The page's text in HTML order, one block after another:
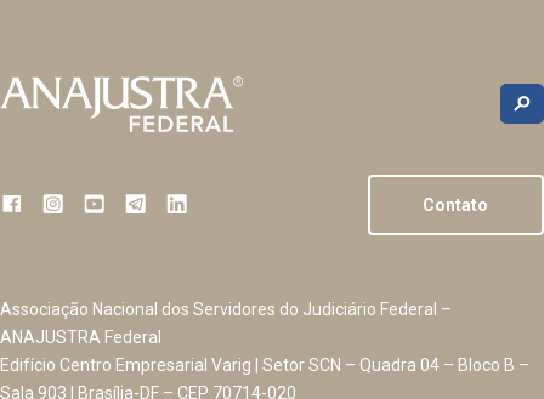
Contato
Associação Nacional dos Servidores do Judiciário Federal –
ANAJUSTRA Federal
Edifício Centro Empresarial Varig | Setor SCN – Quadra 04 – Bloco B –
Sala 903 | Brasília-DF – CEP 70714-020